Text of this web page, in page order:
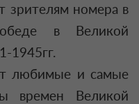
зрителям номера в
в Великой
1945гг.
любимые и самые
времен Великой